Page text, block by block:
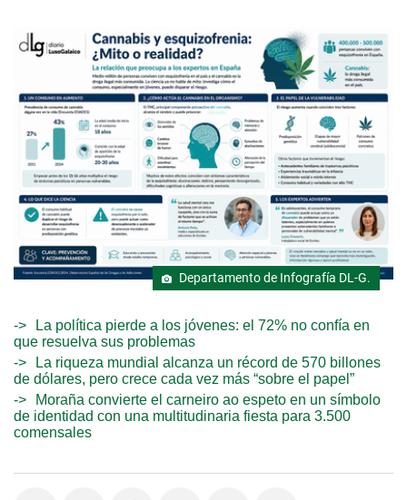
Departamento de Infografía DL-G.
La política pierde a los jóvenes: el 72% no confía en
que resuelva sus problemas
La riqueza mundial alcanza un récord de 570 billones
de dólares, pero crece cada vez más “sobre el papel”
Moraña convierte el carneiro ao espeto en un símbolo
de identidad con una multitudinaria fiesta para 3.500
comensales